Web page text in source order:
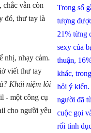
Trong số
tượng
21% từng
sexy của
thuận,
khác,
hỏi ý kiến.
người đã
cuộc gọi
rối tình
vẫn còn
đó, thư tay là
nhị, nhạy cảm.
viết thư tay
Khái niệm lỗi
- một công cụ
cho người yêu